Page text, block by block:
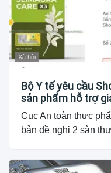
Xã hội
Bộ Y tế yêu cầu
sản phẩm hỗ trợ
Cục An toàn thực
bản đề nghị 2 sàn